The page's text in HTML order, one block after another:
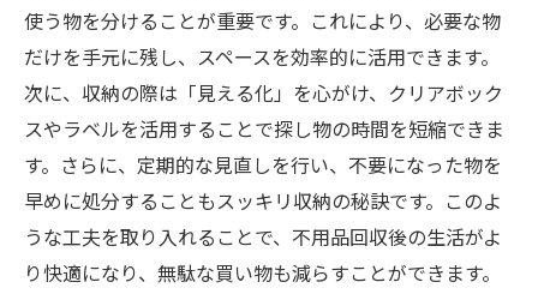
専門家に学ぶ、効率的な不用品処分法
効率的な不用品回収で時間と手間を節約
プロの技！茨城県での不用品回収のポイン
ト
不用品回収のプロがおすすめする整理方法
茨城県で不用品回収を依頼する際のポイントと
注意点
不用品回収を依頼する前に確認すべきこと
使う物を分けることが重要です。これにより、必要な物
だけを手元に残し、スペースを効率的に活用できます。
次に、収納の際は「見える化」を心がけ、クリアボック
スやラベルを活用することで探し物の時間を短縮できま
す。さらに、定期的な見直しを行い、不要になった物を
早めに処分することもスッキリ収納の秘訣です。このよ
うな工夫を取り入れることで、不用品回収後の生活がよ
り快適になり、無駄な買い物も減らすことができます。